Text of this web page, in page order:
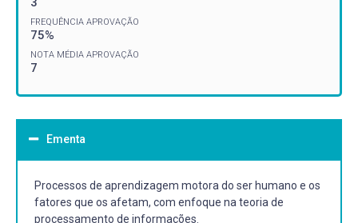
FREQUÊNCIA APROVAÇÃO
75%
NOTA MÉDIA APROVAÇÃO
7
Ementa
Processos de aprendizagem motora do ser humano e os
fatores que os afetam, com enfoque na teoria de
processamento de informações.